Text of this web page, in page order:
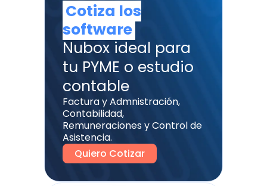
Cotiza los
software
Nubox ideal para
tu PYME o estudio
contable
Factura y Admnistración,
Contabilidad,
Remuneraciones y Control de
Asistencia.
Quiero Cotizar